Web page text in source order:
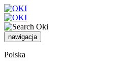
nawigacja
Polska